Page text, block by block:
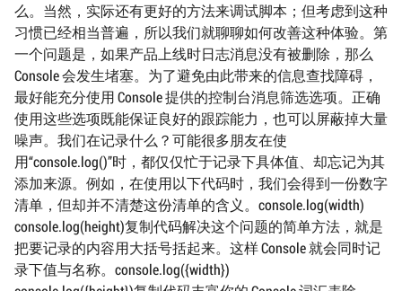
么。当然，实际还有更好的方法来调试脚本；但考虑到这种
习惯已经相当普遍，所以我们就聊聊如何改善这种体验。第
一个问题是，如果产品上线时日志消息没有被删除，那么
Console 会发生堵塞。为了避免由此带来的信息查找障碍，
最好能充分使用 Console 提供的控制台消息筛选选项。正确
使用这些选项既能保证良好的跟踪能力，也可以屏蔽掉大量
噪声。我们在记录什么？可能很多朋友在使
用“console.log()”时，都仅仅忙于记录下具体值、却忘记为其
添加来源。例如，在使用以下代码时，我们会得到一份数字
清单，但却并不清楚这份清单的含义。console.log(width)
console.log(height)复制代码解决这个问题的简单方法，就是
把要记录的内容用大括号括起来。这样 Console 就会同时记
录下值与名称。console.log({width})